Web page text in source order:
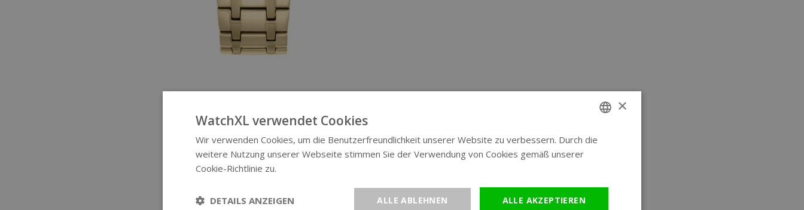
ENGLISH
×
WatchXL verwendet Cookies
Wir verwenden Cookies, um die Benutzerfreundlichkeit unserer Website zu verbessern. Durch die
weitere Nutzung unserer Webseite stimmen Sie der Verwendung von Cookies gemäß unserer
Cookie-Richtlinie zu.
ALLE AKZEPTIEREN
ALLE ABLEHNEN
DETAILS ANZEIGEN